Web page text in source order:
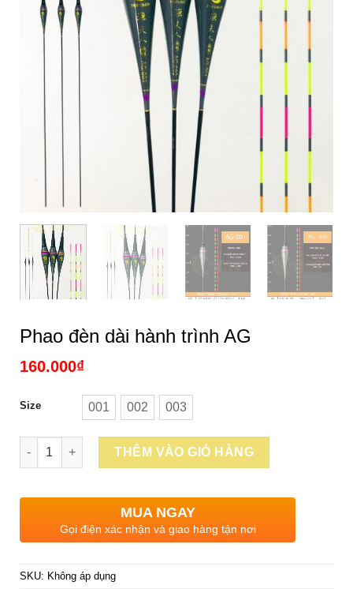
Phao đèn dài hành trình AG
160.000₫
Size 001
001 002
002 003
003
Số lượng
THÊM VÀO GIỎ HÀNG
MUA NGAY
Gọi điện xác nhận và giao hàng tận nơi
SKU: Không áp dụng